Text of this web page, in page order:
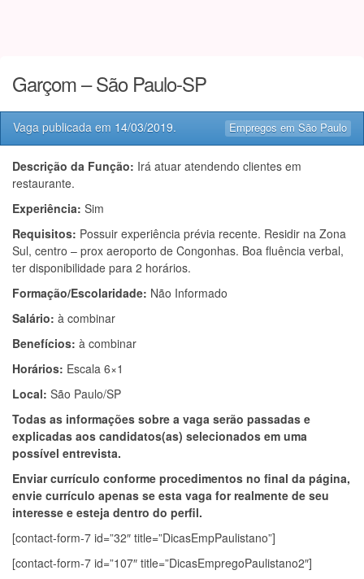
Garçom – São Paulo-SP
Empregos em São Paulo
Vaga publicada em 14/03/2019.
Descrição da Função: Irá atuar atendendo clientes em
restaurante.
Experiência: Sim
Requisitos: Possuir experiência prévia recente. Residir na Zona
Sul, centro – prox aeroporto de Congonhas. Boa fluência verbal,
ter disponibilidade para 2 horários.
Formação/Escolaridade: Não Informado
Salário: à combinar
Benefícios: à combinar
Horários: Escala 6×1
Local: São Paulo/SP
Todas as informações sobre a vaga serão passadas e
explicadas aos candidatos(as) selecionados em uma
possível entrevista.
Enviar currículo conforme procedimentos no final da página,
envie currículo apenas se esta vaga for realmente de seu
interesse e esteja dentro do perfil.
[contact-form-7 id=”32″ title=”DicasEmpPaulistano”]
[contact-form-7 id=”107″ title=”DicasEmpregoPaulistano2″]